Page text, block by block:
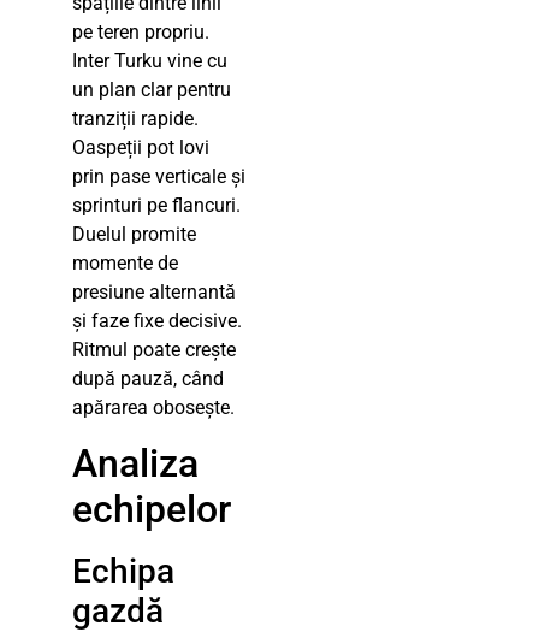
pe teren propriu.
Inter Turku vine cu
un plan clar pentru
tranziții rapide.
Oaspeții pot lovi
prin pase verticale și
sprinturi pe flancuri.
Duelul promite
momente de
presiune alternantă
și faze fixe decisive.
Ritmul poate crește
după pauză, când
apărarea obosește.
Analiza
echipelor
Echipa
gazdă